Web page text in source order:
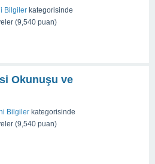
Bilgiler kategorisinde
(9,540 puan)
Okunuşu ve
Bilgiler kategorisinde
(9,540 puan)